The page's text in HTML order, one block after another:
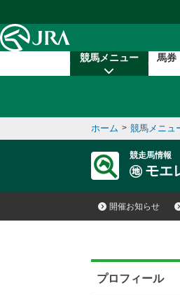
競馬メニュー 馬券
ホーム > 競馬メニュ
競走馬情報
モエ
開催お知らせ
プロフィール